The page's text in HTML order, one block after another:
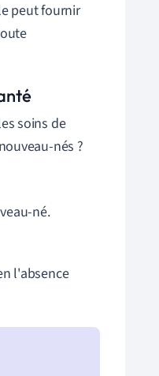
peut fournir
soins de
nés ?
né.
l'absence